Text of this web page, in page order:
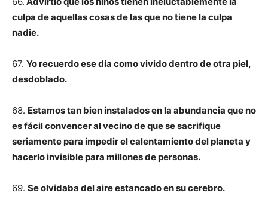
culpa de aquellas cosas de las que no tiene la culpa
nadie.
67. Yo recuerdo ese día como vivido dentro de otra piel,
desdoblado.
68. Estamos tan bien instalados en la abundancia que no
es fácil convencer al vecino de que se sacrifique
seriamente para impedir el calentamiento del planeta y
hacerlo invisible para millones de personas.
69. Se olvidaba del aire estancado en su cerebro.